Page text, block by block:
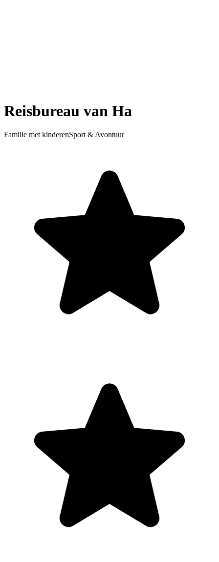
Reisbureau van Ha
Familie met kinderenSport & Avontuur